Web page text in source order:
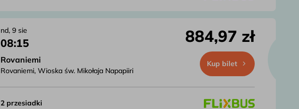
nd, 9 sie
08:15
Rovaniemi
Rovaniemi, Wioska św. Mikołaja Napapiiri
884,97 zł
Kup bilet
2 przesiadki